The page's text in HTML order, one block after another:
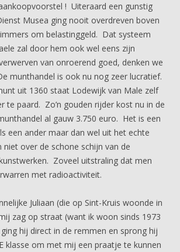
! Uiteraard een gunstig
Musea ging nooit overdreven boven
om belastinggeld. Dat systeem
zal door hem ook wel eens zijn
van onroerend goed, denken we
munthandel is ook nu nog zeer lucratief.
uit 1360 staat Lodewijk van Male zelf
te paard. Zo’n gouden rijder kost nu in de
al gauw 3.750 euro. Het is een
een ander maar dan wel uit het echte
niet over de schone schijn van de
Zoveel uitstraling dat men
met radioactiviteit.
Juliaan (die op Sint-Kruis woonde in
zag op straat (want ik woon sinds 1973
hij direct in de remmen en sprong hij
klasse om met mij een praatje te kunnen